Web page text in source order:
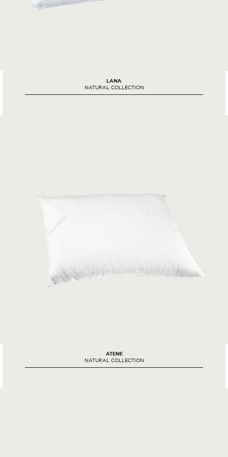
LANA
NATURAL COLLECTION
ATENE
NATURAL COLLECTION